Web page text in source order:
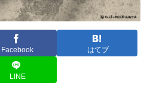
Facebook はてブ
LINE